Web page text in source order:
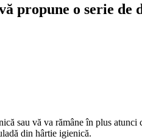
propune o serie
sau vă va rămâne în plus
din hârtie igienică.